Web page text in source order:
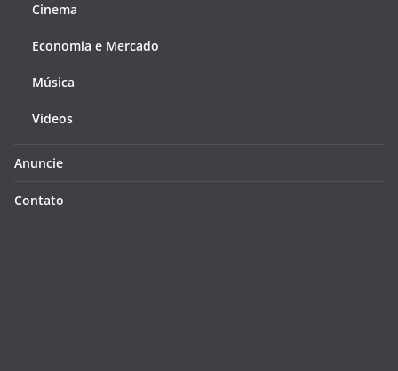
Cinema
Economia e Mercado
Música
Videos
Anuncie
Contato